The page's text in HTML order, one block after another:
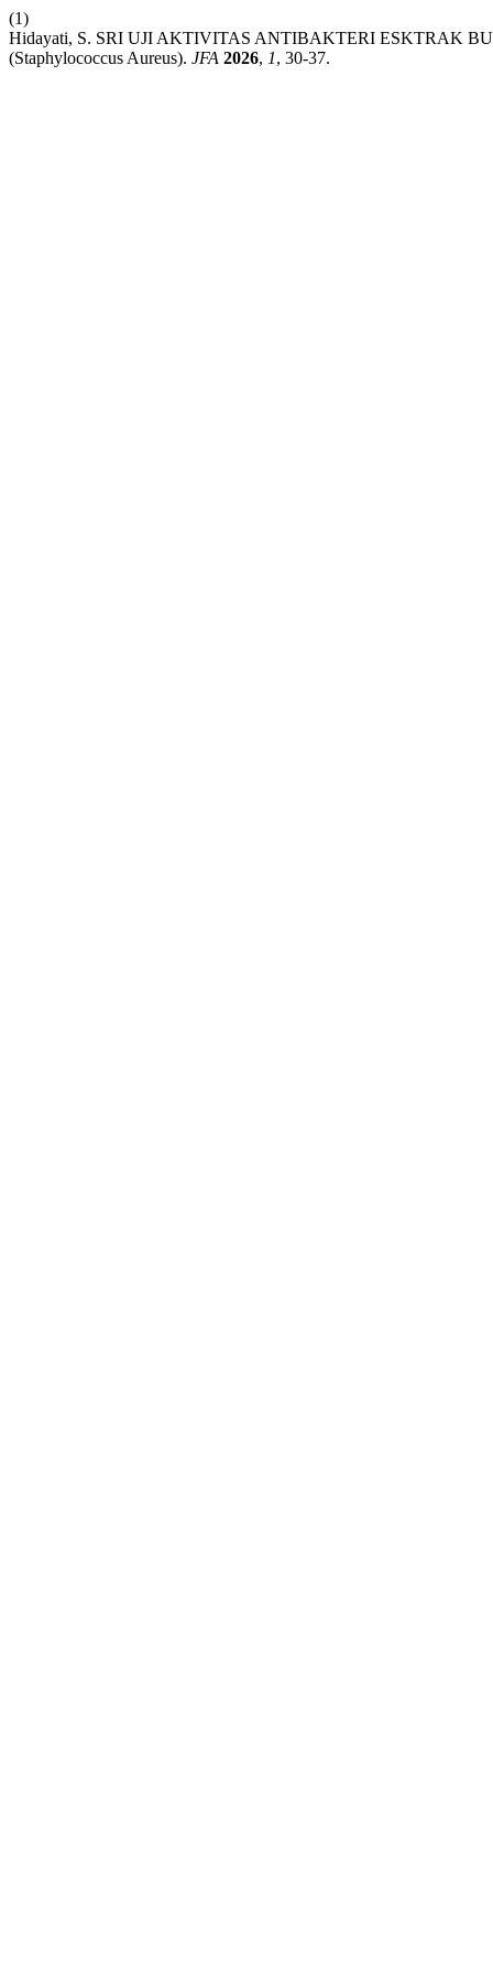
(1)
Hidayati, S. SRI UJI AKTIVITAS ANTIBAKTERI ESKTRAK
(Staphylococcus Aureus). JFA 2026, 1, 30-37.